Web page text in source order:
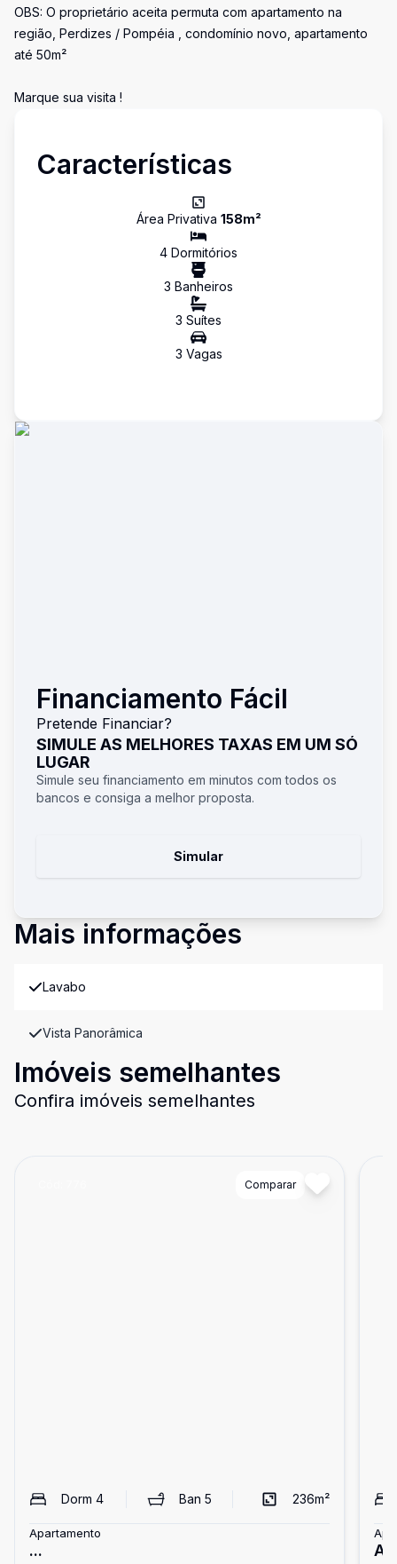
OBS: O proprietário aceita permuta com apartamento na
região, Perdizes / Pompéia , condomínio novo, apartamento
até 50m²
Marque sua visita !
Características
Área Privativa 158m²
4 Dormitórios
3 Banheiros
3 Suítes
3 Vagas
Financiamento Fácil
Pretende Financiar?
SIMULE AS MELHORES TAXAS EM UM SÓ
LUGAR
Simule seu financiamento em minutos com todos os
bancos e consiga a melhor proposta.
Simular
Mais informações
Lavabo
Vista Panorâmica
Imóveis semelhantes
Confira imóveis semelhantes
Comparar
Dorm 4 Ban5 236m²
Apartamento
...